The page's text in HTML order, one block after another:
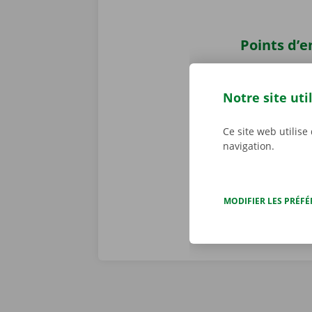
Points
Récupérer
facilement
Service
camion de
Notre site
Ce site web
navigation.
MODIFIER LES